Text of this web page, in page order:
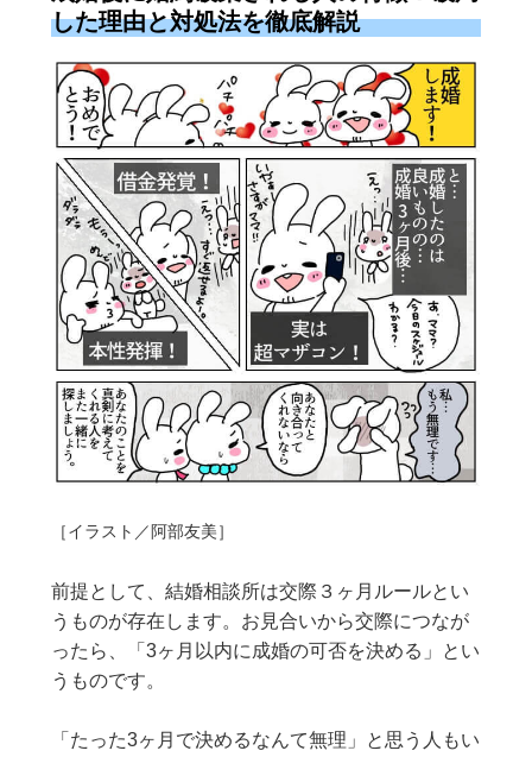
した理由と対処法を徹底解説
［イラスト／阿部友美］
前提として、結婚相談所は交際３ヶ月ルールとい
うものが存在します。お見合いから交際につなが
ったら、「3ヶ月以内に成婚の可否を決める」とい
うものです。
「たった3ヶ月で決めるなんて無理」と思う人もい